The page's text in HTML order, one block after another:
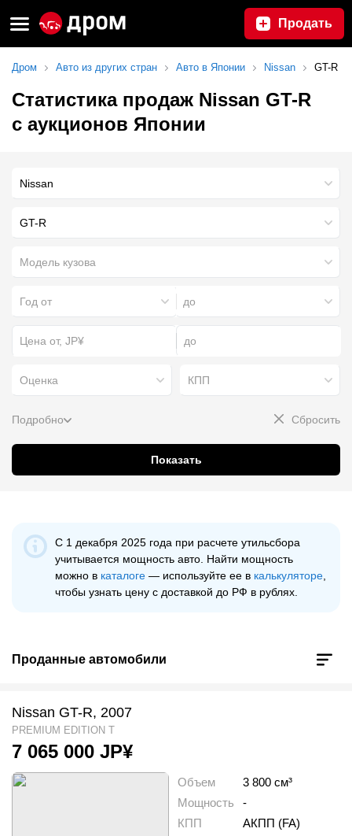
Продать
Дром Авто из других стран Авто в Японии Nissan GT-R
Статистика продаж Nissan GT-R
с аукционов Японии
Nissan
GT-R
Модель кузова
Год от до
Оценка КПП
Подробно Сбросить
Показать
С 1 декабря 2025 года при расчeте утильсбора
учитывается мощность авто. Найти мощность
можно в каталоге — используйте еe в калькуляторе
чтобы узнать цену с доставкой до РФ в рублях.
Проданные автомобили
Nissan GT-R, 2007
PREMIUM EDITION T
7 065 000 JP¥
Объем
3 800 см³
Мощность
-
КПП
АКПП (FA)